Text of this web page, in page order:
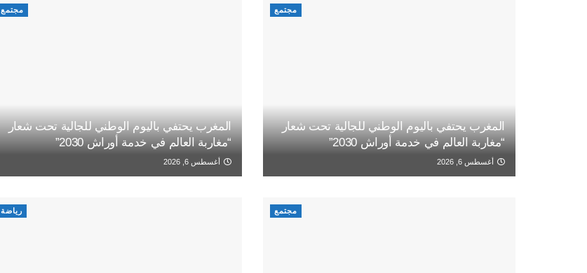
مجتمع
المغرب يحتفي باليوم الوطني للجالية تحت شعار
“مغاربة العالم في خدمة أوراش 2030”
أغسطس 6, 2026
مجتمع
المغرب يحتفي باليوم الوطني للجالية تحت شعار
“مغاربة العالم في خدمة أوراش 2030”
أغسطس 6, 2026
مجتمع رياضة